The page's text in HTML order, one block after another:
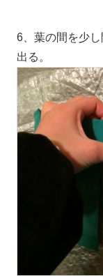
6、葉の間を少
出る。